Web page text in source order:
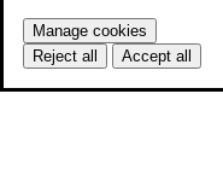
Manage cookies
Reject all
Accept all